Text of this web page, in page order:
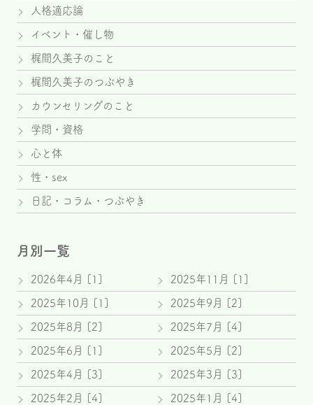
人格適応論
イベント・催し物
梶間久美子のこと
梶間久美子のつぶやき
カウンセリングのこと
学問・資格
心と体
性・sex
日記・コラム・つぶやき
月別一覧
2026年4月 [1] 2025年11月 [1]
2025年10月 [1] 2025年9月 [2]
2025年8月 [2] 2025年7月 [4]
2025年6月 [1] 2025年5月 [2]
2025年4月 [3] 2025年3月 [3]
2025年2月 [4] 2025年1月 [4]